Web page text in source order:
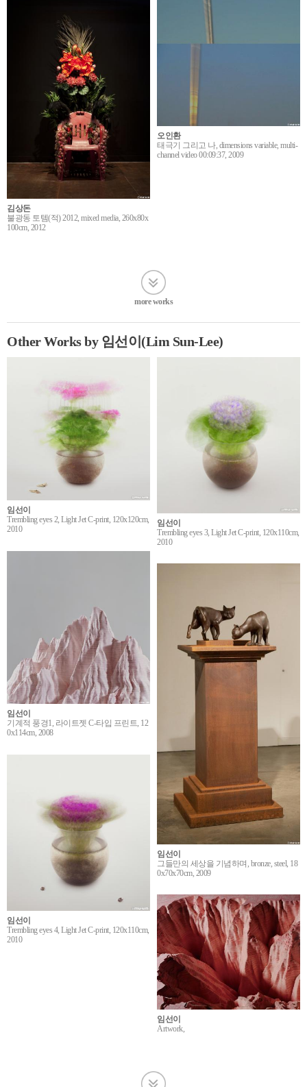
오인환
태극기 그리고 나, dimensions variable, multi-
channel video 00:09:37, 2009
김상돈
불광동 토템(적) 2012, mixed media, 260x80x
100cm, 2012
more works
Other Works by 임선이(Lim Sun-Lee)
임선이
Trembling eyes 2, Light Jet C-print, 120x120cm,
2010
임선이
Trembling eyes 3, Light Jet C-print, 120x110cm,
2010
임선이
기계적 풍경1, 라이트젯 C-타입 프린트, 12
0x114cm, 2008
임선이
그들만의 세상을 기념하며, bronze, steel, 18
0x70x70cm, 2009
임선이
Trembling eyes 4, Light Jet C-print, 120x110cm,
2010
임선이
Artwork,